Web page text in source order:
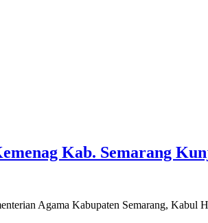
Kab. Semarang
Agama Kabupaten Semarang, Kabul